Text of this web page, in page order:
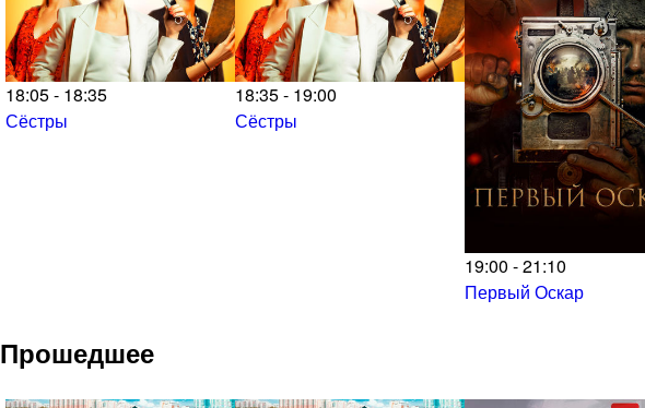
18:05 - 18:35
Сёстры
18:35 - 19:00
Сёстры
19:00 - 21:10
Первый Оскар
Прошедшее